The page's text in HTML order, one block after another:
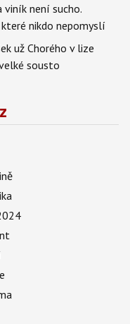
viník není sucho.
nikdo nepomyslí
už Chorého v lize
sousto